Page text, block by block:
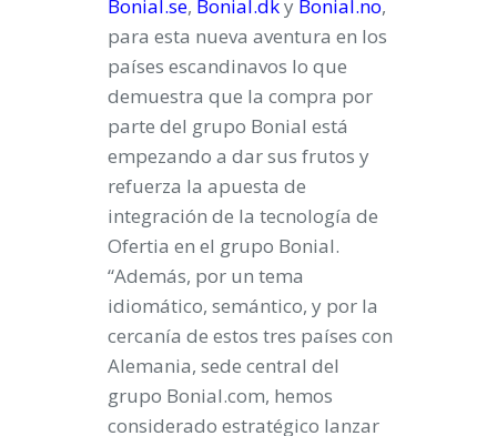
Bonial.se, Bonial.dky Bonial.no,
para esta nueva aventura en los
países escandinavos lo que
demuestra que la compra por
parte del grupo Bonial está
empezando a dar sus frutos y
refuerza la apuesta de
integración de la tecnología de
Ofertia en el grupo Bonial.
“Además, por un tema
idiomático, semántico, y por la
cercanía de estos tres países con
Alemania, sede central del
grupo Bonial.com, hemos
considerado estratégico lanzar